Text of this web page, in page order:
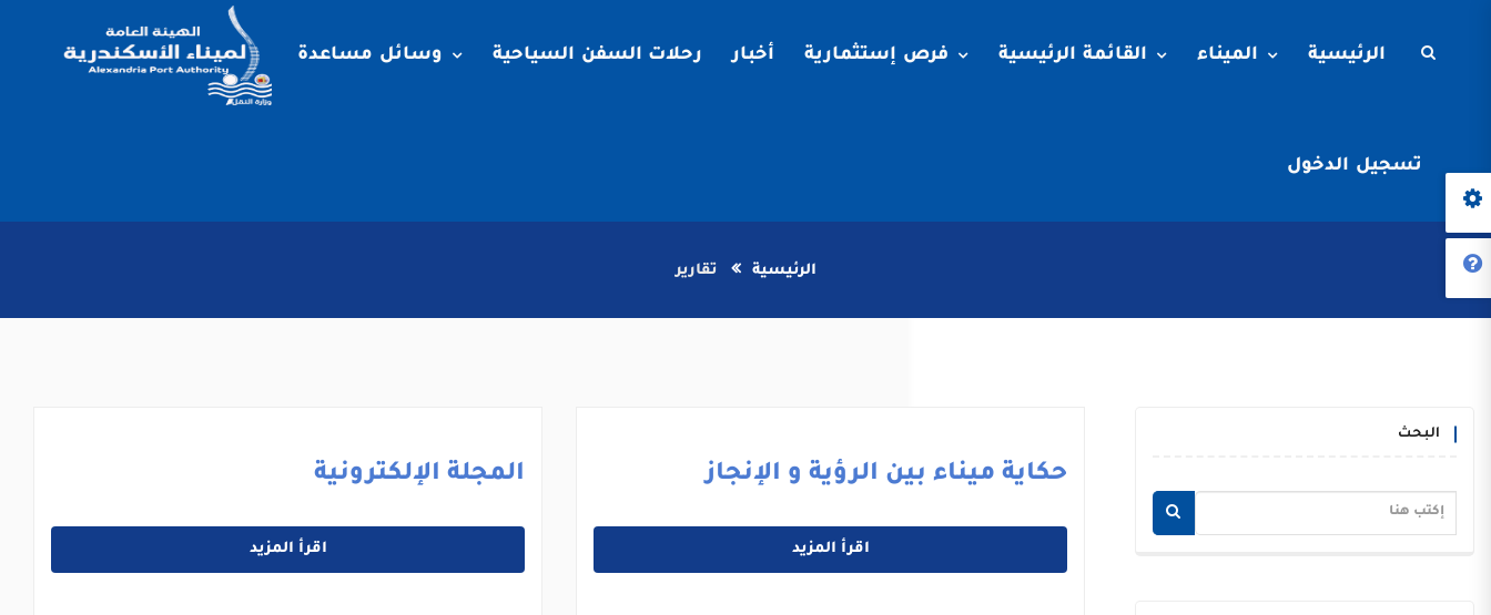
الرئيسية الميناء القائمة الرئيسية فرص إستثمارية أخبار رحلات السفن السياحية وسائل مساعدة
تسجيل الدخول
الرئيسية تقارير
البحث
حكاية ميناء بين الرؤية و الإنجاز
اقرأ المزيد
المجلة الإلكترونية
اقرأ المزيد